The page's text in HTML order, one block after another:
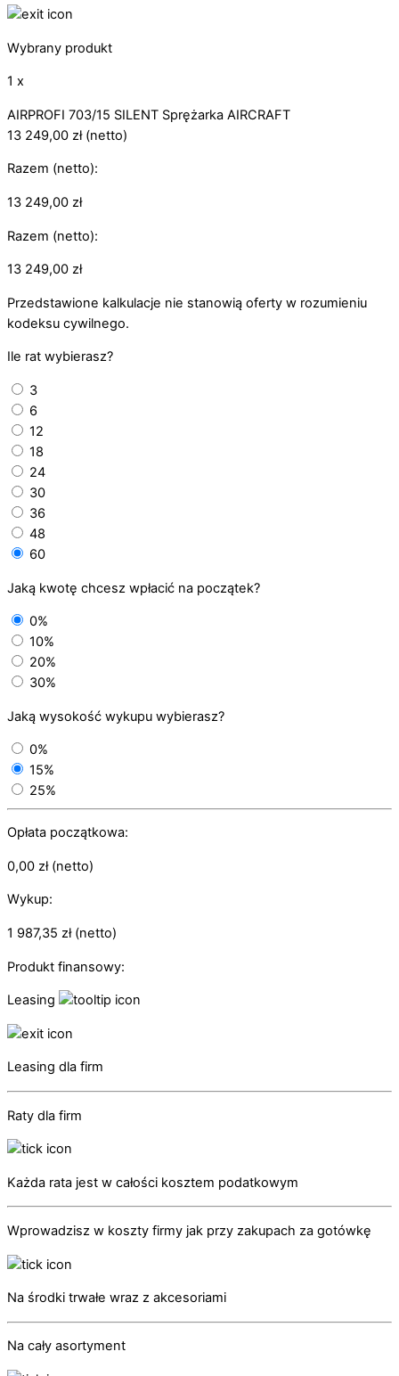
Wybrany produkt
1 x
AIRPROFI 703/15 SILENT Sprężarka AIRCRAFT
13 249,00 zł(netto)
Razem (netto):
13 249,00 zł
Razem (netto):
13 249,00 zł
Przedstawione kalkulacje nie stanowią oferty w rozumieniu
kodeksu cywilnego.
Ile rat wybierasz?
3
6
12
18
24
30
36
48
60
Jaką kwotę chcesz wpłacić na początek?
0%
10%
20%
30%
Jaką wysokość wykupu wybierasz?
0%
15%
25%
Opłata początkowa:
0,00 zł(netto)
Wykup:
1 987,35 zł(netto)
Produkt finansowy:
Leasing
Leasing dla firm
Raty dla firm
Każda rata jest w całości kosztem podatkowym
Wprowadzisz w koszty firmy jak przy zakupach za gotówkę
Na środki trwałe wraz z akcesoriami
Na cały asortyment